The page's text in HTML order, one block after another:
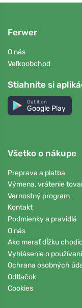
Ferwer
O nás
Veľkoobchod
Stiahnite si
Get it on
Google Play
Všetko o nákupe
Preprava a platba
Výmena, vrátenie
Vernostný program
Kontakt
Podmienky a pravidlá
O nás
Ako merať dĺžku
Vyhlásenie o
Ochrana osobných
Odtlačok
Cookies